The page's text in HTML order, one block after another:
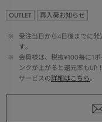
OUTLET 再入荷お知らせ
※
受注当日から4日後までに
す。
※
会員様は、税抜¥100毎に1
ンクが上がると還元率も
サービスの詳細はこちら。